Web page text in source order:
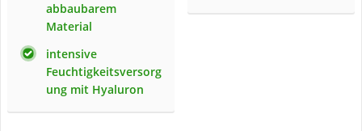
abbaubarem
Material
intensive
Feuchtigkeitsversorg
ung mit Hyaluron